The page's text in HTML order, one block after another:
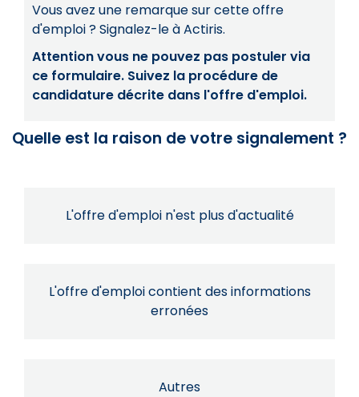
Vous avez une remarque sur cette offre
d'emploi ? Signalez-le à Actiris.
Attention vous ne pouvez pas postuler via
ce formulaire. Suivez la procédure de
candidature décrite dans l'offre d'emploi.
Quelle est la raison de votre signalement ?
L'offre d'emploi n'est plus d'actualité
L'offre d'emploi contient des informations
erronées
Autres